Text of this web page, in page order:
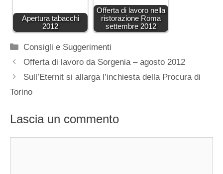
Apertura tabacchi
2012
Offerta di lavoro nella
ristorazione Roma
settembre 2012
Categorie
Consigli e Suggerimenti
Offerta di lavoro da Sorgenia – agosto 2012
Sull’Eternit si allarga l’inchiesta della Procura di
Torino
Lascia un commento